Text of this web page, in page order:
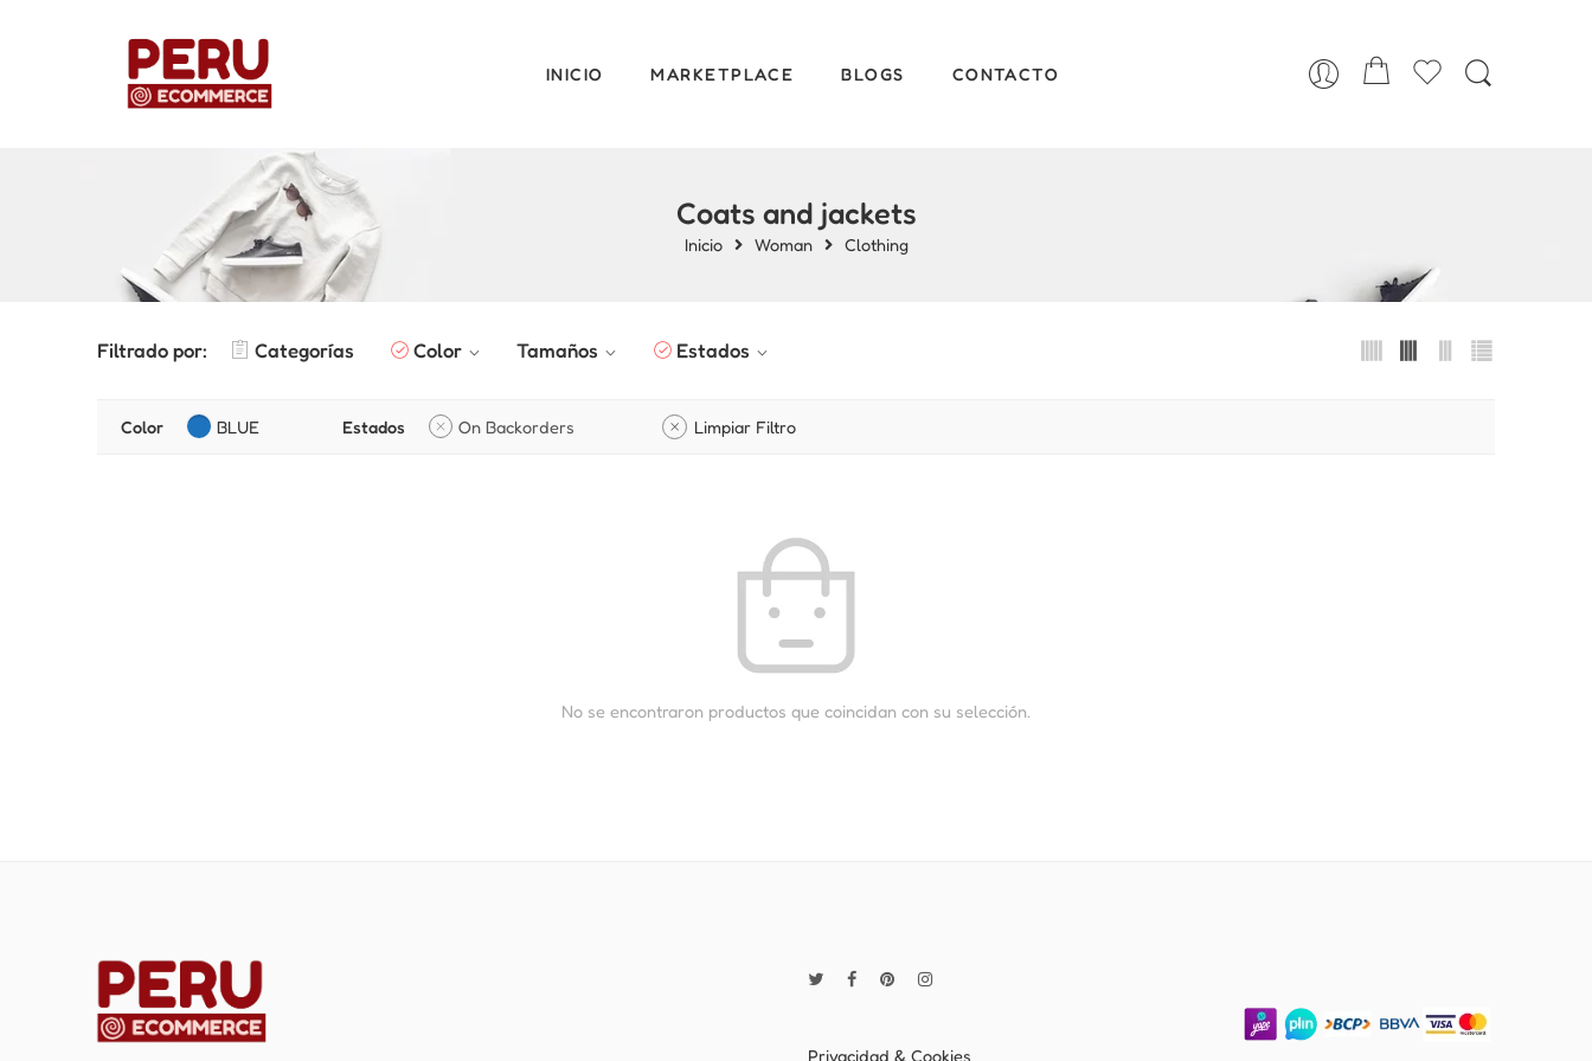
INICIO MARKETPLACE BLOGS CONTACTO
Coats and jackets
Inicio Woman Clothing
Filtrado por: Categorías Color Tamaños Estados
Color BLUE Estados On Backorders Limpiar Filtro
No se encontraron productos que coincidan con su selección.
Privacidad & Cookies